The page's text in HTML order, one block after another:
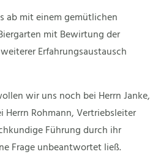
ab mit einem gemütlichen
mit Bewirtung der
Erfahrungsaustausch
wir uns noch bei Herrn Janke,
Rohmann, Vertriebsleiter
Führung durch ihr
Frage unbeantwortet ließ.